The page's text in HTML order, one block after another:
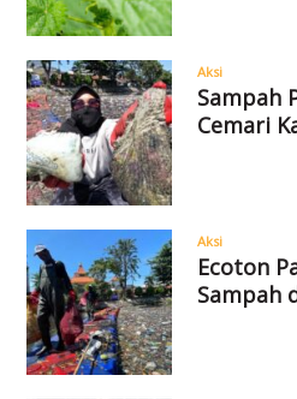
Aksi
Sampah
Cemari
Aksi
Ecoton
Sampah